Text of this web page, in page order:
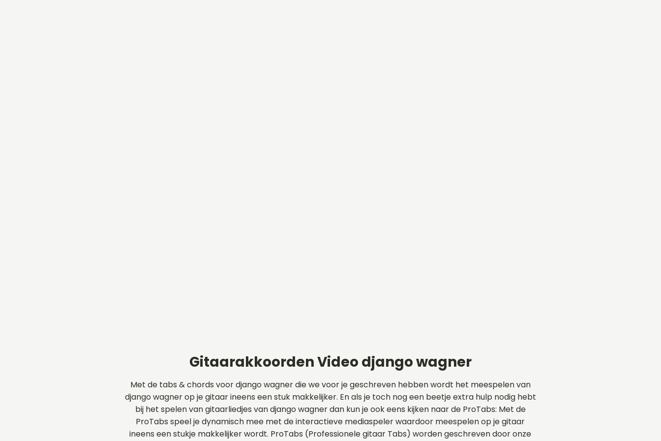
Gitaarakkoorden Video django wagner
Met de tabs & chords voor django wagner die we voor je geschreven hebben wordt het meespelen van
django wagner op je gitaar ineens een stuk makkelijker. En als je toch nog een beetje extra hulp nodig hebt
bij het spelen van gitaarliedjes van django wagner dan kun je ook eens kijken naar de ProTabs: Met de
ProTabs speel je dynamisch mee met de interactieve mediaspeler waardoor meespelen op je gitaar
ineens een stukje makkelijker wordt. ProTabs (Professionele gitaar Tabs) worden geschreven door onze